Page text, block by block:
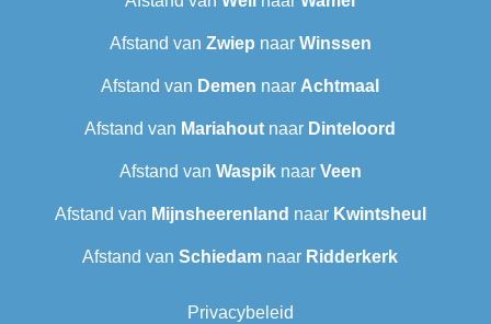
Afstand van Zwiep naar Winssen
Afstand van Demen naar Achtmaal
Afstand van Mariahout naar Dinteloord
Afstand van Waspiknaar Veen
Afstand van Mijnsheerenland naar Kwintsheul
Afstand van Schiedam naar Ridderkerk
Privacybeleid